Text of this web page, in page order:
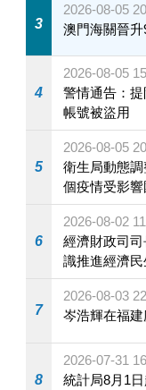
3
2026-08-05
澳門海關晉
4
2026-08-05
警情通告：提
帳號被盜用
5
2026-08-05
衛生局動態
個疫情受影
施
6
2026-08-02
經濟財政司
識推進經濟
7
2026-08-03
岑浩輝在福
8
2026-07-31
統計局8月1日起派員上